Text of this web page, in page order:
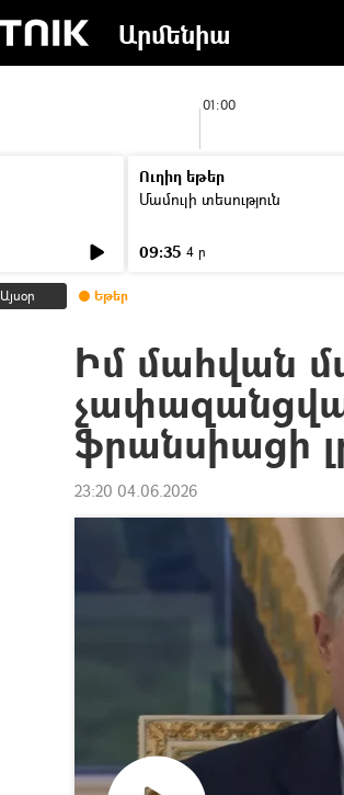
Արմենիա
01:00
Ուղիղ եթեր
Մամուլի տեսություն
09:35 4 ր
Այսօր Եթեր
Իմ մահվան
ֆրանսիացի
23:20 04.06.2026